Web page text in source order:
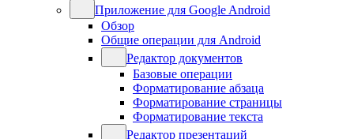
Приложение для Google Android
Обзор
Общие операции для Android
Редактор документов
Базовые операции
Форматирование абзаца
Форматирование страницы
Форматирование текста
Редактор презентаций